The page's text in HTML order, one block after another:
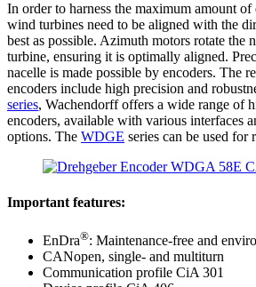
In order to harness the maximum amount
wind turbines need to be aligned with the
best as possible. Azimuth motors rotate the
turbine, ensuring it is optimally aligned.
nacelle is made possible by encoders. The
encoders include high precision and
series, Wachendorff offers a wide range of
encoders, available with various interfaces
options. The WDGE series can be used for
Important features:
EnDra®: Maintenance-free and
CANopen, single- and multiturn
Communication profile CiA 301